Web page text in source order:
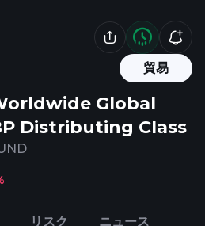
貿易
Global
Distributing Class
リスク ニュース